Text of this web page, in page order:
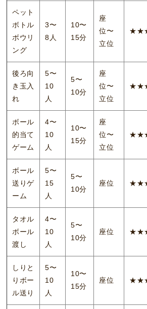
ペット
ボトル
ボウリ
ング
3〜
8人
10〜
15分
座
位〜
立位
後ろ向
き玉入
れ
5〜
10
人
5〜
10分
座
位〜
立位
ボール
的当て
ゲーム
4〜
10
人
10〜
15分
座
位〜
立位
ボール
送りゲ
ーム
5〜
15
人
5〜
10分
座位
タオル
ボール
渡し
4〜
10
人
5〜
10分
座位
しりと
りボー
ル送り
5〜
10
人
10〜
15分
座位